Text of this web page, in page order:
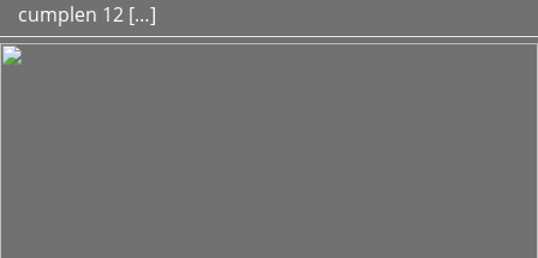
cumplen 12 […]